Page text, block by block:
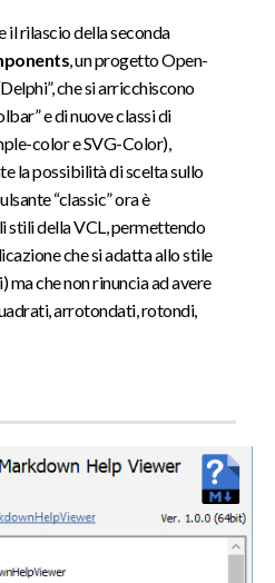
il rilascio della seconda
, un progetto Open-
che si arricchiscono
e di nuove classi di
color e SVG-Color),
la possibilità di scelta sullo
“classic” ora è
della VCL, permettendo
che si adatta allo stile
che non rinuncia ad avere
arrotondati, rotondi,